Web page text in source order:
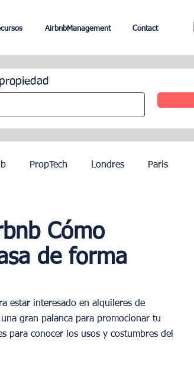
AirbnbManagement Contact
PropTech Londres Paris
Cómo
de forma
estar interesado en alquileres de
gran palanca para promocionar tu
para conocer los usos y costumbres del